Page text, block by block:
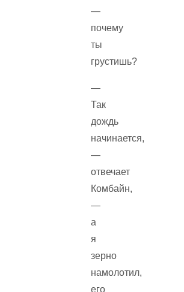
—
почему
ты
грустишь?
—
Так
дождь
начинается,
—
отвечает
Комбайн,
—
а
я
зерно
намолотил,
его